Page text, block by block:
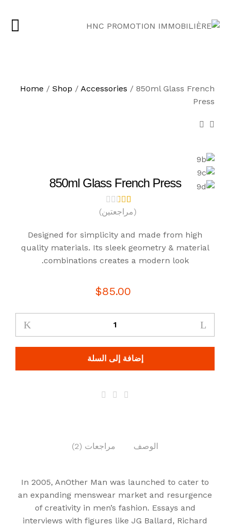
Home / Shop / Accessories / 850ml Glass French
Press
850ml Glass French Press
تم
بـ
2.0
0
من
ى
2
ملا
(مراجعتين)
Designed for simplicity and made from high
quality materials. Its sleek geometry & material
combinations creates a modern look.
$85.00
إضافة إلى السلة
الوصف مراجعات (2)
In 2005, AnOther Man was launched to cater to
an expanding menswear market and resurgence
of creativity in men’s fashion. Essays and
interviews with figures like JG Ballard, Richard